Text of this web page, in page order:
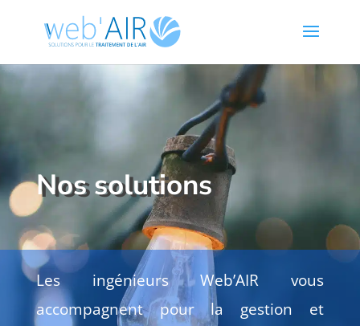
Nos solutions
Les ingénieurs Web’AIR vous
accompagnent pour la gestion et